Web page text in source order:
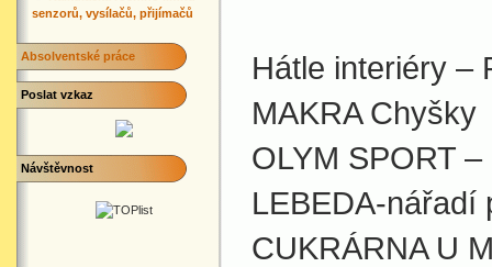
senzorů, vysílačů, přijímačů
Absolventské práce
Poslat vzkaz
Návštěvnost
Hátle interiéry –
MAKRA Chyšky
OLYM SPORT
LEBEDA-nářadí
CUKRÁRNA U